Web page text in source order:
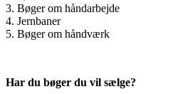
3. Bøger om håndarbejde
4. Jernbaner
5. Bøger om håndværk
Har du bøger du vil sælge?